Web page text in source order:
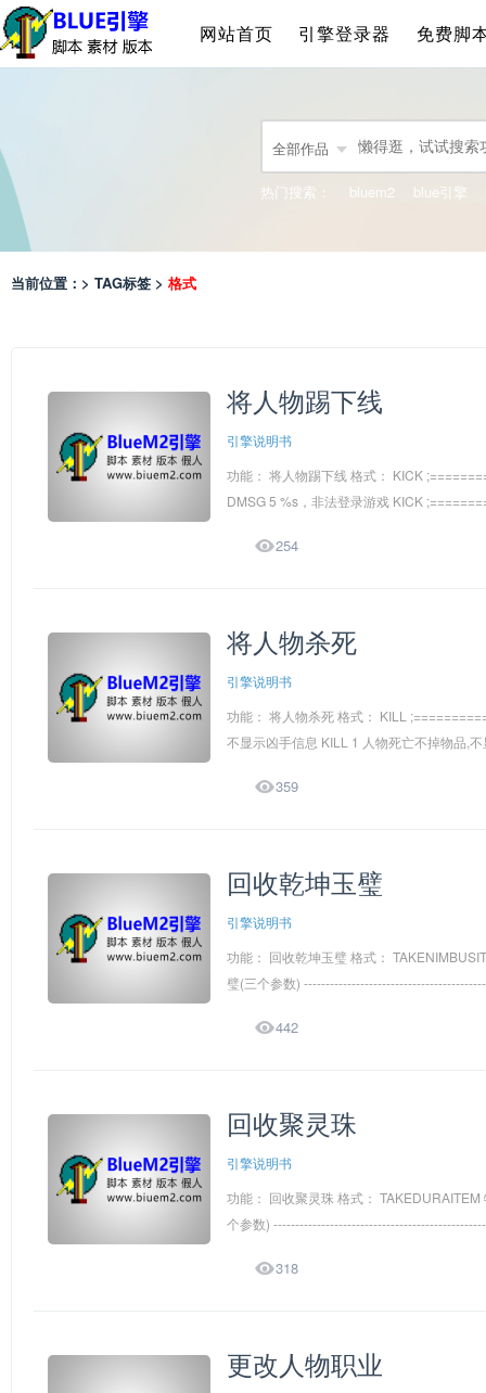
网站首页 引擎登录器 免费脚
全部作品
热门搜索： bluem2 blue引擎
当前位置：> TAG标签 > 格式
将人物踢下线
引擎说明书
功能： 将人物踢下线 格式： KICK
DMSG 5 %s，非法登录游戏 KICK
254
将人物杀死
引擎说明书
功能： 将人物杀死 格式： KILL
不显示凶手信息 KILL 1 人物死亡不掉物品,
359
回收乾坤玉璧
引擎说明书
功能： 回收乾坤玉璧 格式：
璧(三个参数)
442
回收聚灵珠
引擎说明书
功能： 回收聚灵珠 格式：
个参数)
318
更改人物职业